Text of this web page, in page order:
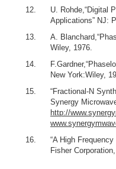
U. Rohde,“Digital
Applications” NJ:
A.
Wiley, 1976.
New York:Wiley,
“Fractional-N
Synergy
http://
“A High
Fisher